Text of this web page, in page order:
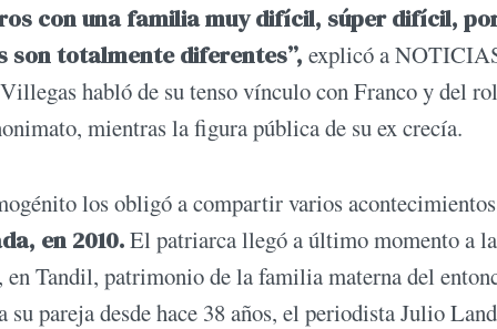
con una familia muy difícil, súper difícil,
son totalmente diferentes”, explicó a
habló de su tenso vínculo con Franco y del
mientras la figura pública de su ex crecía.
los obligó a compartir varios
en 2010.El patriarca llegó a último momento a la
Tandil, patrimonio de la familia materna del
pareja desde hace 38 años, el periodista Julio